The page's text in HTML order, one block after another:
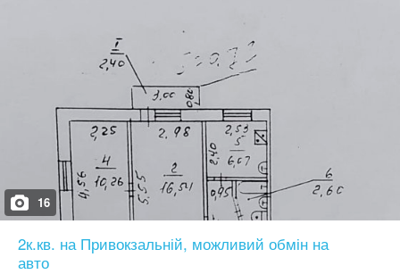
16
2к.кв. на Привокзальній, можливий обмін на
авто